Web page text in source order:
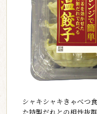
シャキシャキきゃべつ